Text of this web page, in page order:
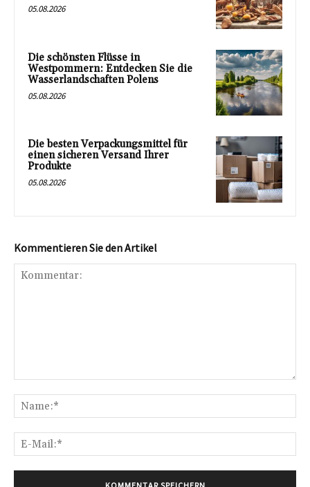
05.08.2026
Die schönsten Flüsse in
Westpommern: Entdecken Sie die
Wasserlandschaften Polens
05.08.2026
Die besten Verpackungsmittel für
einen sicheren Versand Ihrer
Produkte
05.08.2026
Kommentieren Sie den Artikel